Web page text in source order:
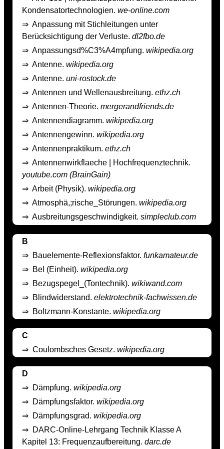
Kondensatortechnologien. we-online.com
⇒ Anpassung mit Stichleitungen unter
Berücksichtigung der Verluste. dl2fbo.de
⇒ Anpassungsd%C3%A4mpfung. wikipedia.org
⇒ Antenne. wikipedia.org
⇒ Antenne. uni-rostock.de
⇒ Antennen und Wellenausbreitung. ethz.ch
⇒ Antennen-Theorie. mergerandfriends.de
⇒ Antennendiagramm. wikipedia.org
⇒ Antennengewinn. wikipedia.org
⇒ Antennenpraktikum. ethz.ch
⇒ Antennenwirkflaeche | Hochfrequenztechnik.
youtube.com (BrainGain)
⇒ Arbeit (Physik). wikipedia.org
⇒ Atmosphä,;rische_Störungen. wikipedia.org
⇒ Ausbreitungsgeschwindigkeit. simpleclub.com
B
⇒ Bauelemente-Reflexionsfaktor. funkamateur.de
⇒ Bel (Einheit). wikipedia.org
⇒ Bezugspegel_(Tontechnik). wikiwand.com
⇒ Blindwiderstand. elektrotechnik-fachwissen.de
⇒ Boltzmann-Konstante. wikipedia.org
C
⇒ Coulombsches Gesetz. wikipedia.org
D
⇒ Dämpfung. wikipedia.org
⇒ Dämpfungsfaktor. wikipedia.org
⇒ Dämpfungsgrad. wikipedia.org
⇒ DARC-Online-Lehrgang Technik Klasse A
Kapitel 13: Frequenzaufbereitung. darc.de